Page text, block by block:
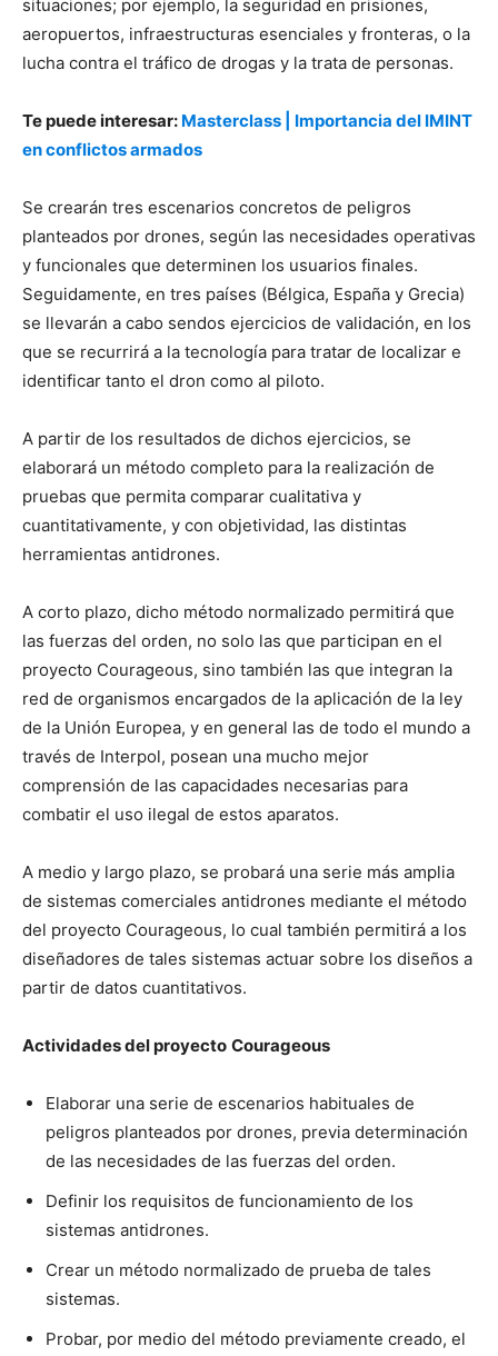
situaciones; por ejemplo, la seguridad en prisiones,
aeropuertos, infraestructuras esenciales y fronteras, o la
lucha contra el tráfico de drogas y la trata de personas.
Te puede interesar: Masterclass | Importancia del IMINT
en conflictos armados
Se crearán tres escenarios concretos de peligros
planteados por drones, según las necesidades operativas
y funcionales que determinen los usuarios finales.
Seguidamente, en tres países (Bélgica, España y Grecia)
se llevarán a cabo sendos ejercicios de validación, en los
que se recurrirá a la tecnología para tratar de localizar e
identificar tanto el dron como al piloto.
A partir de los resultados de dichos ejercicios, se
elaborará un método completo para la realización de
pruebas que permita comparar cualitativa y
cuantitativamente, y con objetividad, las distintas
herramientas antidrones.
A corto plazo, dicho método normalizado permitirá que
las fuerzas del orden, no solo las que participan en el
proyecto Courageous, sino también las que integran la
red de organismos encargados de la aplicación de la ley
de la Unión Europea, y en general las de todo el mundo a
través de Interpol, posean una mucho mejor
comprensión de las capacidades necesarias para
combatir el uso ilegal de estos aparatos.
A medio y largo plazo, se probará una serie más amplia
de sistemas comerciales antidrones mediante el método
del proyecto Courageous, lo cual también permitirá a los
diseñadores de tales sistemas actuar sobre los diseños a
partir de datos cuantitativos.
Actividades del proyecto Courageous
Elaborar una serie de escenarios habituales de
peligros planteados por drones, previa determinación
de las necesidades de las fuerzas del orden.
Definir los requisitos de funcionamiento de los
sistemas antidrones.
Crear un método normalizado de prueba de tales
sistemas.
Probar, por medio del método previamente creado, el